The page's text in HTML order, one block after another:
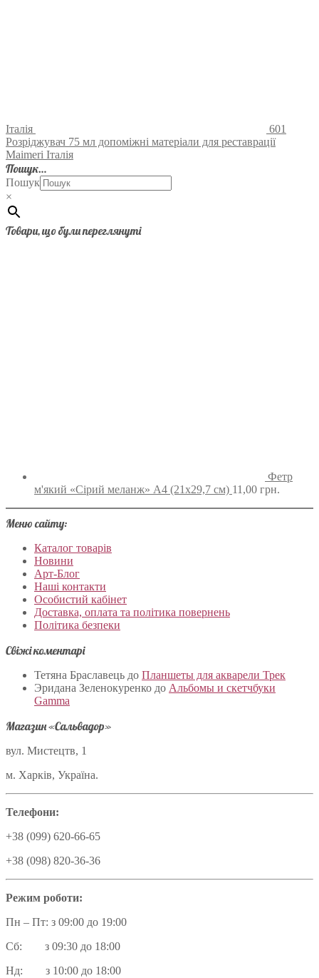
Італія
601
Розріджувач 75 мл допоміжні матеріали для реставрації
Maimeri Італія
Пошук…
Пошук
×
Товари, що були переглянуті
Фетр
м'який «Сірий меланж» А4 (21х29,7 см) 11,00 грн.
Меню сайту:
Каталог товарів
Новини
Арт-Блог
Наші контакти
Особистий кабінет
Доставка, оплата та політика повернень
Політика безпеки
Свіжі коментарі
Тетяна Браславець до Планшеты для акварели Трек
Эридана Зеленокуренко до Альбомы и скетчбуки
Gamma
Магазин «Сальвадор»
вул. Мистецтв, 1
м. Харків, Україна.
Телефони:
+38 (099) 620-66-65
+38 (098) 820-36-36
Режим роботи:
Пн – Пт: з 09:00 до 19:00
Сб: з 09:30 до 18:00
Нд: з 10:00 до 18:00